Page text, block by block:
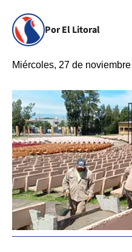
Por El Litoral
Miércoles, 27 de